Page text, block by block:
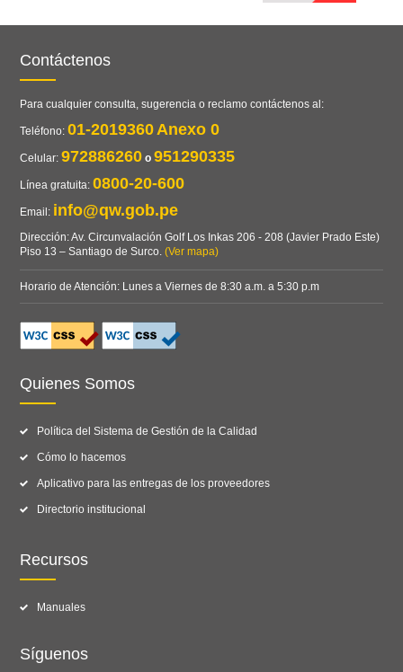
Contáctenos
Para cualquier consulta, sugerencia o reclamo contáctenos al:
Teléfono:01-2019360 Anexo 0
Celular:972886260 o951290335
Línea gratuita:0800-20-600
Email: info@qw.gob.pe
Dirección: Av. Circunvalación Golf Los Inkas 206 - 208 (Javier Prado Este)
Piso 13 – Santiago de Surco.(Ver mapa)
Horario de Atención: Lunes a Viernes de 8:30 a.m. a 5:30 p.m
Quienes Somos
Política del Sistema de Gestión de la Calidad
Cómo lo hacemos
Aplicativo para las entregas de los proveedores
Directorio institucional
Recursos
Manuales
Síguenos